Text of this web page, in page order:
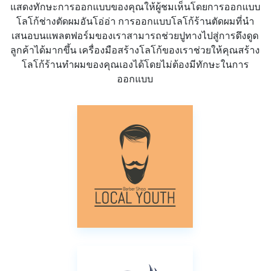
แสดงทักษะการออกแบบของคุณให้ผู้ชมเห็นโดยการออกแบบ
โลโก้ช่างตัดผมอันโอ่อ่า การออกแบบโลโก้ร้านตัดผมที่นำ
เสนอบนแพลตฟอร์มของเราสามารถช่วยปูทางไปสู่การดึงดูด
ลูกค้าได้มากขึ้น เครื่องมือสร้างโลโก้ของเราช่วยให้คุณสร้าง
โลโก้ร้านทำผมของคุณเองได้โดยไม่ต้องมีทักษะในการ
ออกแบบ